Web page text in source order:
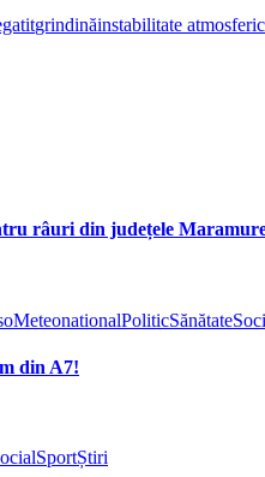
grindinăinstabilitate
râuri din județele
MeteonationalPoliticSănătate
din A7!
SportȘtiri